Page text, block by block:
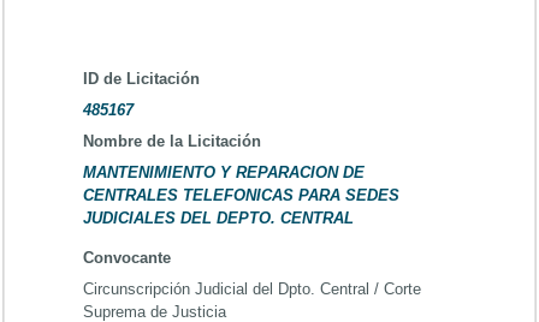
ID de Licitación
485167
Nombre de la Licitación
MANTENIMIENTO Y REPARACION DE
CENTRALES TELEFONICAS PARA SEDES
JUDICIALES DEL DEPTO. CENTRAL
Convocante
Circunscripción Judicial del Dpto. Central / Corte
Suprema de Justicia